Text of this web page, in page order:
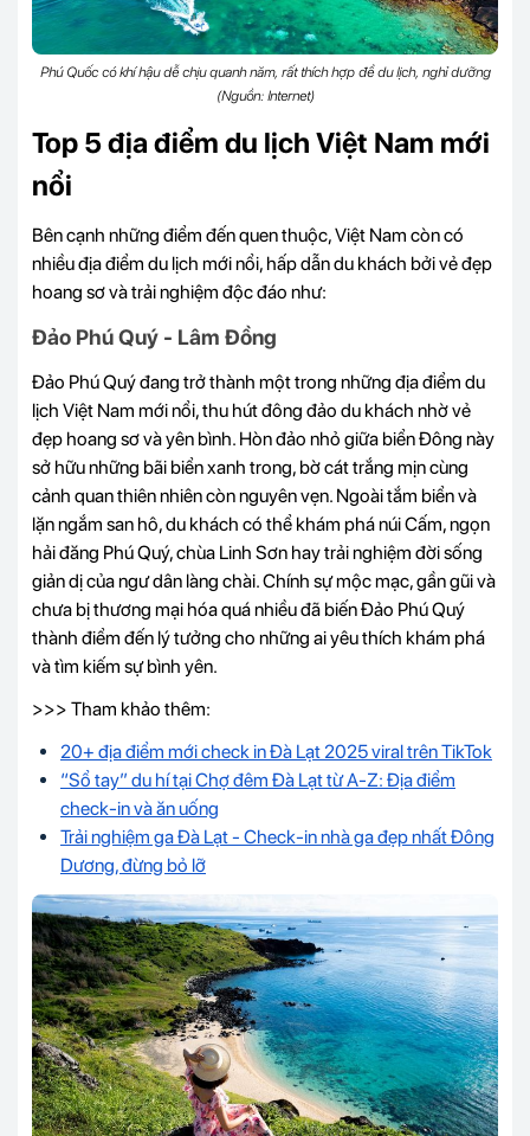
Phú Quốc có khí hậu dễ chịu quanh năm, rất thích hợp để du lịch, nghỉ dưỡng
(Nguồn: Internet)
Top 5 địa điểm du lịch Việt Nam mới
nổi
Bên cạnh những điểm đến quen thuộc, Việt Nam còn có
nhiều địa điểm du lịch mới nổi, hấp dẫn du khách bởi vẻ đẹp
hoang sơ và trải nghiệm độc đáo như:
Đảo Phú Quý - Lâm Đồng
Đảo Phú Quý đang trở thành một trong những địa điểm du
lịch Việt Nam mới nổi, thu hút đông đảo du khách nhờ vẻ
đẹp hoang sơ và yên bình. Hòn đảo nhỏ giữa biển Đông này
sở hữu những bãi biển xanh trong, bờ cát trắng mịn cùng
cảnh quan thiên nhiên còn nguyên vẹn. Ngoài tắm biển và
lặn ngắm san hô, du khách có thể khám phá núi Cấm, ngọn
hải đăng Phú Quý, chùa Linh Sơn hay trải nghiệm đời sống
giản dị của ngư dân làng chài. Chính sự mộc mạc, gần gũi và
chưa bị thương mại hóa quá nhiều đã biến Đảo Phú Quý
thành điểm đến lý tưởng cho những ai yêu thích khám phá
và tìm kiếm sự bình yên.
>>> Tham khảo thêm:
20+ địa điểm mới check in Đà Lạt 2025 viral trên TikTok
“Sổ tay” du hí tại Chợ đêm Đà Lạt từ A-Z: Địa điểm
check-in và ăn uống
Trải nghiệm ga Đà Lạt - Check-in nhà ga đẹp nhất Đông
Dương, đừng bỏ lỡ